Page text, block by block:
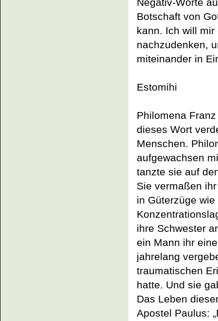
Botschaft von
kann. Ich will
nachzudenken,
miteinander in
Estomihi
Philomena
dieses Wort
Menschen.
aufgewachsen
tanzte sie auf
Sie vermaßen
in Güterzüge
ihre Schwester
ein Mann ihr
jahrelang
traumatischen
hatte. Und sie
Das Leben
Apostel Paulus: